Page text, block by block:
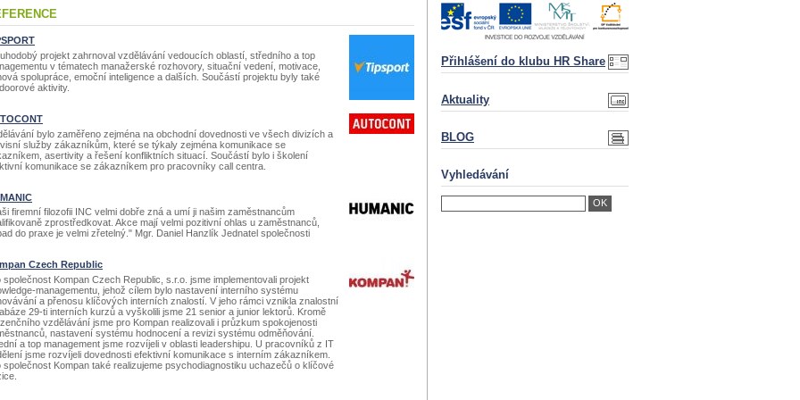
projekt zahrnoval vzdělávání vedoucích oblastí, středního a top
v tématech manažerské rozhovory, situační vedení, motivace,
spolupráce, emoční inteligence a dalších. Součástí projektu byly také
aktivity.
bylo zaměřeno zejména na obchodní dovednosti ve všech divizích a
služby zákazníkům, které se týkaly zejména komunikace se
asertivity a řešení konfliktních situací. Součástí bylo i školení
komunikace se zákazníkem pro pracovníky call centra.
firemní filozofii INC velmi dobře zná a umí ji našim zaměstnancům
zprostředkovat. Akce mají velmi pozitivní ohlas u zaměstnanců,
do praxe je velmi zřetelný." Mgr. Daniel Hanzlík Jednatel společnosti
Czech Republic
společnost Kompan Czech Republic, s.r.o. jsme implementovali projekt
managementu, jehož cílem bylo nastavení interního systému
a přenosu klíčových interních znalostí. V jeho rámci vznikla znalostní
29-ti interních kurzů a vyškolili jsme 21 senior a junior lektorů. Kromě
vzdělávání jsme pro Kompan realizovali i průzkum spokojenosti
nastavení systému hodnocení a revizi systému odměňování.
a top management jsme rozvíjeli v oblasti leadershipu. U pracovníků z IT
jsme rozvíjeli dovednosti efektivní komunikace s interním zákazníkem.
společnost Kompan také realizujeme psychodiagnostiku uchazečů o klíčové
Přihlášení do klubu HR Share
Aktuality
BLOG
Vyhledávání